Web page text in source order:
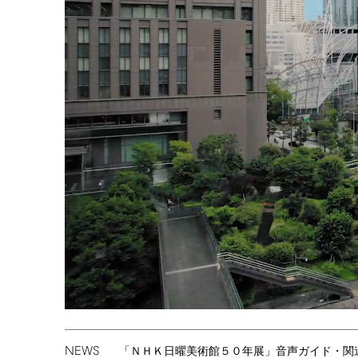
NEWS 「ＮＨＫ日曜美術館５０年展」音声ガイド・